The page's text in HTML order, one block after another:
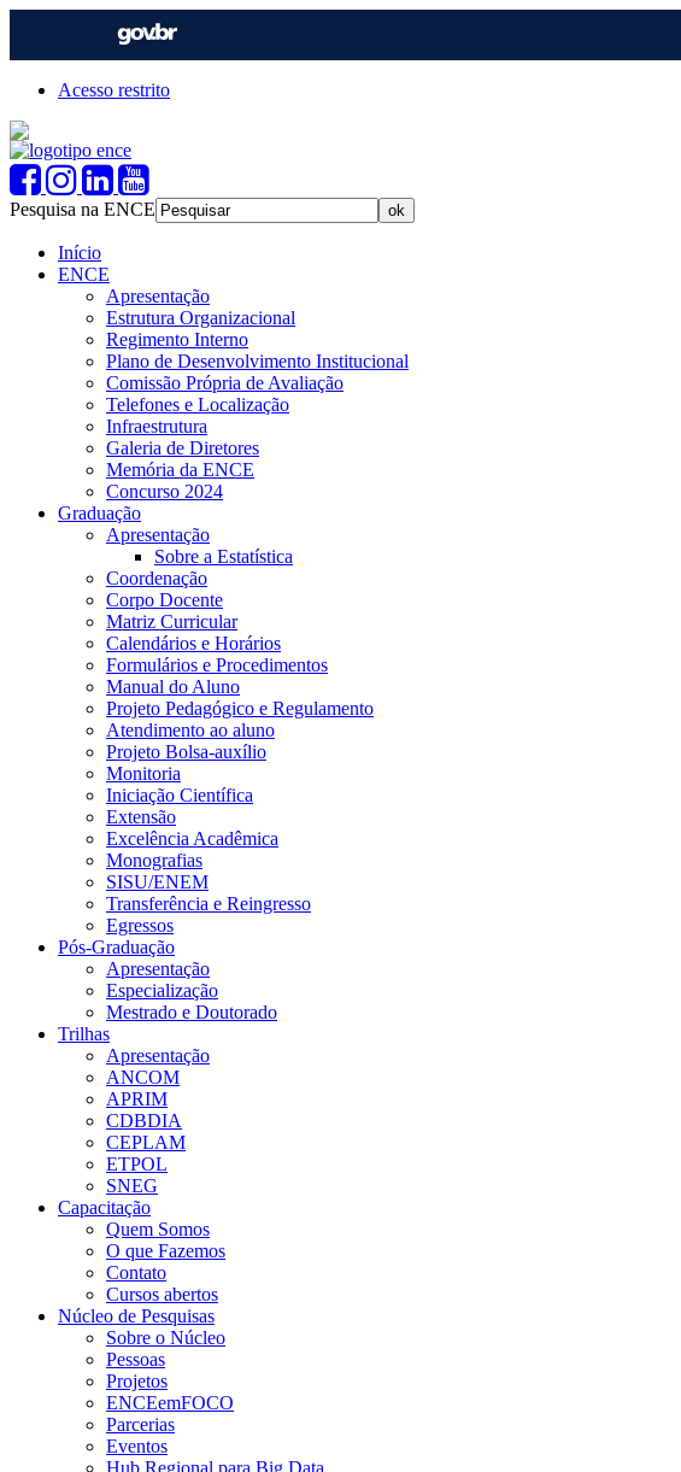
Acesso restrito
Pesquisa na ENCE
Início
ENCE
Apresentação
Estrutura Organizacional
Regimento Interno
Plano de Desenvolvimento Institucional
Comissão Própria de Avaliação
Telefones e Localização
Infraestrutura
Galeria de Diretores
Memória da ENCE
Concurso 2024
Graduação
Apresentação
Sobre a Estatística
Coordenação
Corpo Docente
Matriz Curricular
Calendários e Horários
Formulários e Procedimentos
Manual do Aluno
Projeto Pedagógico e Regulamento
Atendimento ao aluno
Projeto Bolsa-auxílio
Monitoria
Iniciação Científica
Extensão
Excelência Acadêmica
Monografias
SISU/ENEM
Transferência e Reingresso
Egressos
Pós-Graduação
Apresentação
Especialização
Mestrado e Doutorado
Trilhas
Apresentação
ANCOM
APRIM
CDBDIA
CEPLAM
ETPOL
SNEG
Capacitação
Quem Somos
O que Fazemos
Contato
Cursos abertos
Núcleo de Pesquisas
Sobre o Núcleo
Pessoas
Projetos
ENCEemFOCO
Parcerias
Eventos
Hub Regional para Big Data